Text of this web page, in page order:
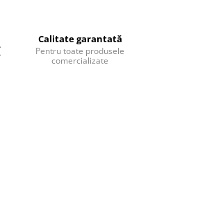
Calitate garantată
Pentru toate produsele
comercializate